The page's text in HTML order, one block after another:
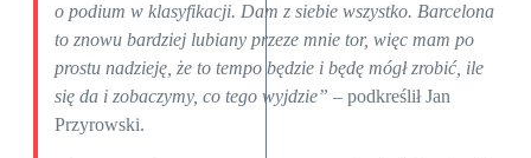
o podium w klasyfikacji. Dam z siebie wszystko. Barcelona
to znowu bardziej lubiany przeze mnie tor, więc mam po
prostu nadzieję, że to tempo będzie i będę mógł zrobić, ile
się da i zobaczymy, co tego wyjdzie” – podkreślił Jan
Przyrowski.